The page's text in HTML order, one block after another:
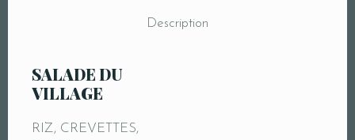
Description
SALADE DU
VILLAGE
RIZ, CREVETTES,